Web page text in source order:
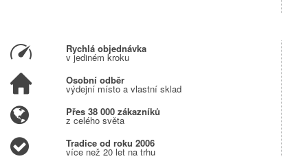
Rychlá objednávka
v jediném kroku
Osobní odběr
výdejní místo a vlastní sklad
Přes 38 000 zákazníků
z celého světa
Tradice od roku 2006
více než 20 let na trhu